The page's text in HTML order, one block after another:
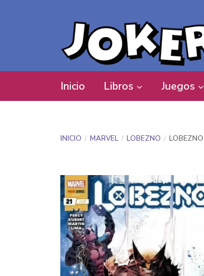
Inicio Libros Juegos
INICIO MARVEL LOBEZNO